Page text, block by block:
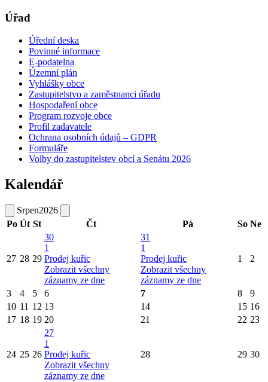
Úřad
Úřední deska
Povinné informace
E-podatelna
Územní plán
Vyhlášky obce
Zastupitelstvo a zaměstnanci úřadu
Hospodaření obce
Program rozvoje obce
Profil zadavatele
Ochrana osobních údajů – GDPR
Formuláře
Volby do zastupitelstev obcí a Senátu 2026
Kalendář
Srpen2026
Po Út St Čt Pá So Ne
27 28 29
30
1
Prodej kuřic
Zobrazit všechny
záznamy ze dne
31
1
Prodej kuřic
Zobrazit všechny
záznamy ze dne
1 2
3 4 5 6 7 8
9
10 11 12 13 14 15 16
17 18 19 20 21 22 23
24 25 26
27
1
Prodej kuřic
Zobrazit všechny
záznamy ze dne
28 29 30